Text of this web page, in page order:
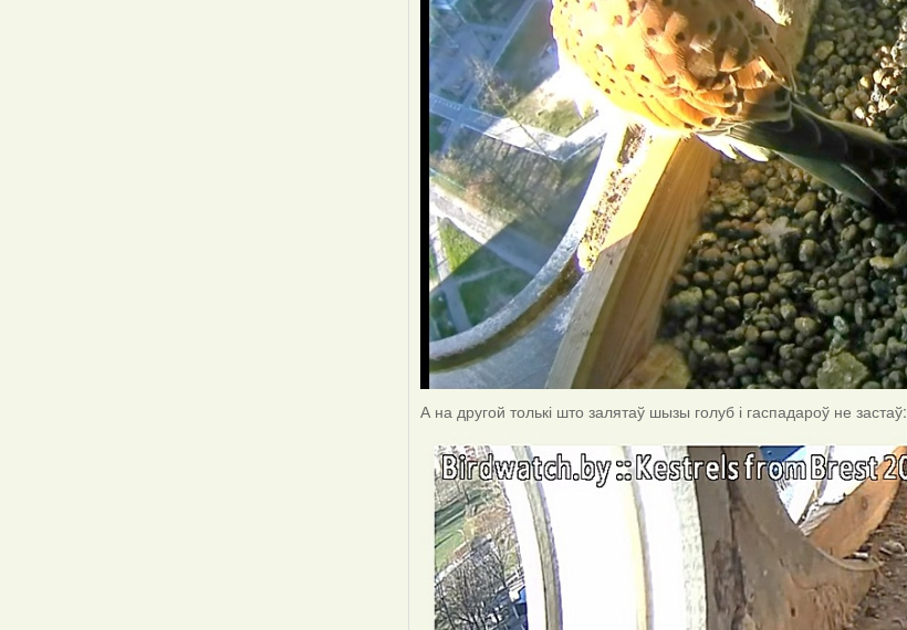
А на другой толькі што залятаў шызы голуб і гаспадароў не застаў: